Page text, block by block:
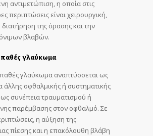
αντιμετώπιση, η οποία στις
περιπτώσεις είναι χειρουργική,
της όρασης και την
βλαβών.
γλαύκωμα
γλαύκωμα αναπτύσσεται ως
άλλης οφθαλμικής ή συστηματικής
συνέπεια τραυματισμού ή
παρέμβασης στον οφθαλμό. Σε
η αύξηση της
πίεσης και η επακόλουθη βλάβη